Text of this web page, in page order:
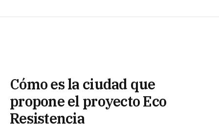
Cómo es la ciudad que
propone el proyecto Eco
Resistencia